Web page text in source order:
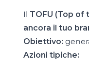
Il TOFU (Top of
ancora il tuo
Obiettivo:
Azioni tipiche: